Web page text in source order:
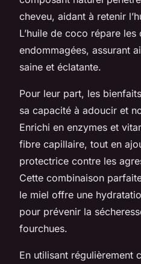
cheveu, aidant à retenir
L’huile de coco répare les
endommagées, assurant
saine et éclatante.
Pour leur part, les
sa capacité à adoucir et
Enrichi en enzymes et
fibre capillaire, tout en
protectrice contre les
Cette combinaison
le miel offre une
pour prévenir la
fourchues.
En utilisant régulièrement